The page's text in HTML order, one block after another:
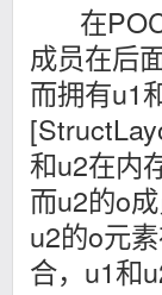
在POC
成员在后
而拥有u1
和u2在内
而u2的o
u2的o元
合，u1和